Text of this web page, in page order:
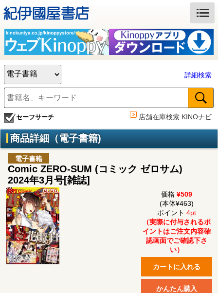
詳細検索
セーフサーチ 店舗在庫検索 KINOナビ
商品詳細（電子書籍)
電子書籍
Comic ZERO-SUM (コミック ゼロサム)
2024年3月号[雑誌]
価格 ¥509
(本体¥463)
ポイント 4pt
（実際に付与されるポ
イントはご注文内容確
認画面でご確認下さ
い）